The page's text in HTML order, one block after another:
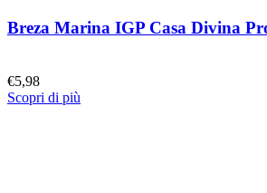
Breza Marina IGP Casa Divina
€5,98
Scopri di più